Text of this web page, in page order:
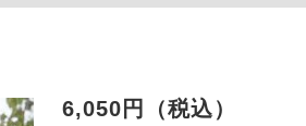
6,050円（税込）